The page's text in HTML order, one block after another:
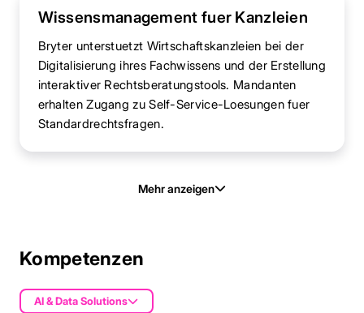
Wissensmanagement fuer Kanzleien
Bryter unterstuetzt Wirtschaftskanzleien bei der
Digitalisierung ihres Fachwissens und der Erstellung
interaktiver Rechtsberatungstools. Mandanten
erhalten Zugang zu Self-Service-Loesungen fuer
Standardrechtsfragen.
Mehr anzeigen
Kompetenzen
AI & Data Solutions